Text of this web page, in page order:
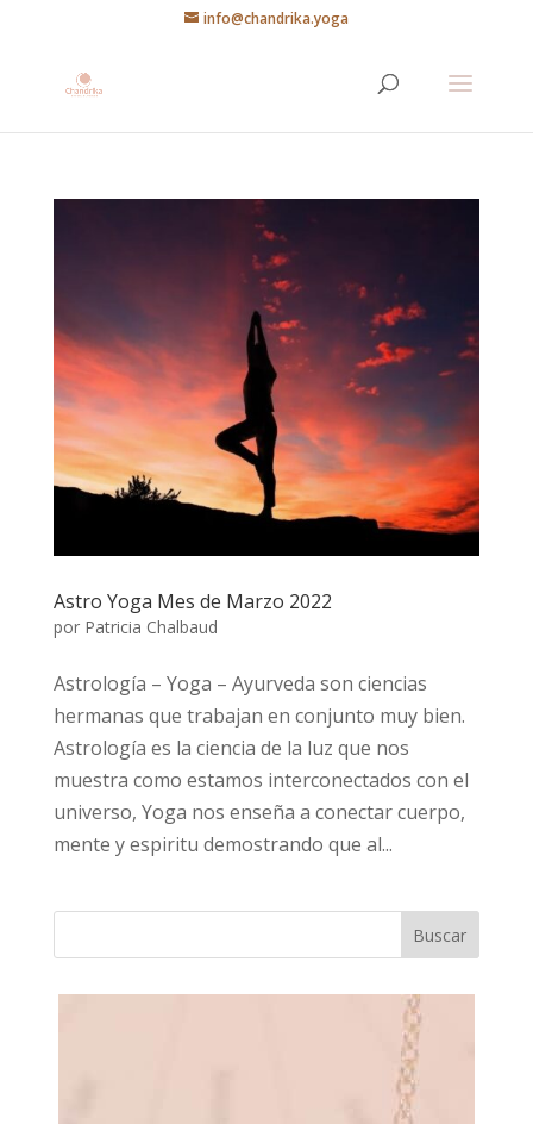
info@chandrika.yoga
Astro Yoga Mes de Marzo 2022
por Patricia Chalbaud
Astrología – Yoga – Ayurveda son ciencias
hermanas que trabajan en conjunto muy bien.
Astrología es la ciencia de la luz que nos
muestra como estamos interconectados con el
universo, Yoga nos enseña a conectar cuerpo,
mente y espiritu demostrando que al...